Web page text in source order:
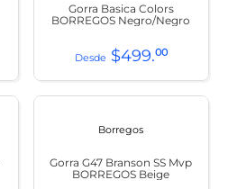
Gorra Basica Colors
BORREGOS Negro/Negro
$499.00
Borregos
Gorra G47 Branson SS Mvp
BORREGOS Beige